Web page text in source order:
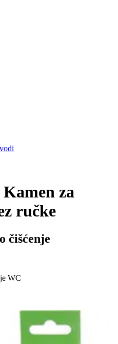
Kamen za
ručke
čišćenje
WC